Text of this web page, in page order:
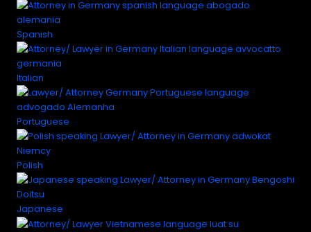
Spanish
Italian
Portuguese
Polish
Japanese